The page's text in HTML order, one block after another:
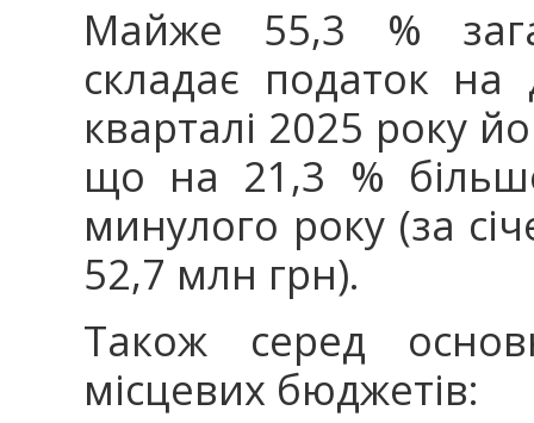
Майже 55,3 %
складає податок на
кварталі 2025 року
що на 21,3 %
минулого року (за
52,7 млн грн).
Також серед
місцевих бюджетів: